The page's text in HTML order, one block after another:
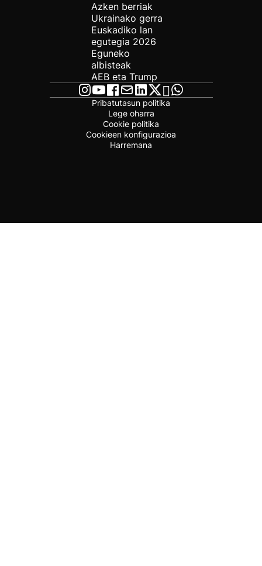
Azken berriak
Ukrainako gerra
Euskadiko lan
egutegia 2026
Eguneko
albisteak
AEB eta Trump
Pribatutasun politika
Lege oharra
Cookie politika
Cookieen konfigurazioa
Harremana